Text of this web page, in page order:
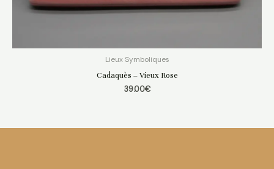
Lieux Symboliques
Cadaquès – Vieux Rose
39.00€